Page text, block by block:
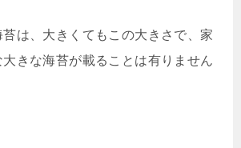
は、大きくてもこの大きさで、家
きな海苔が載ることは有りません